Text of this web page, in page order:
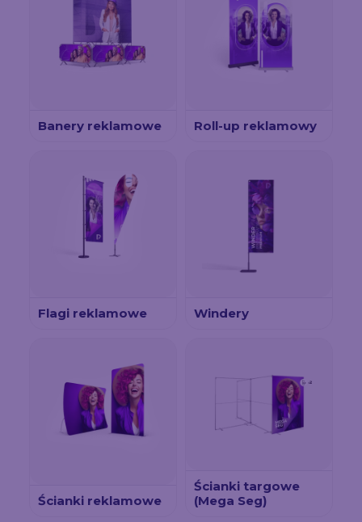
Banery reklamowe Roll-up reklamowy
Flagi reklamowe Windery
Ścianki reklamowe
Ścianki targowe
(Mega Seg)